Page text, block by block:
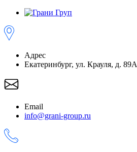
Адрес
Екатеринбург, ул. Крауля, д. 89А
Email
info@grani-group.ru